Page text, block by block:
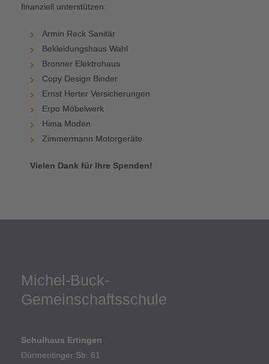
finanziell unterstützen:
Armin Reck Sanitär
Bekleidungshaus Wahl
Bronner Elektrohaus
Copy Design Binder
Ernst Herter Versicherungen
Erpo Möbelwerk
Hima Moden
Zimmermann Motorgeräte
Vielen Dank für Ihre Spenden!
Michel-Buck-
Gemeinschaftsschule
Schulhaus Ertingen
Dürmentinger Str. 61